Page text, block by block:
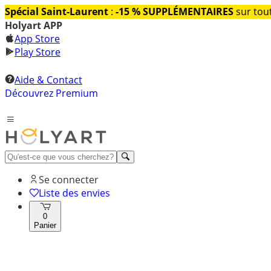
Spécial Saint-Laurent : -15 % SUPPLÉMENTAIRESsur
Holyart APP
App Store
Play Store
Aide & Contact
Découvrez Premium
Se connecter
Liste des envies
0
Panier